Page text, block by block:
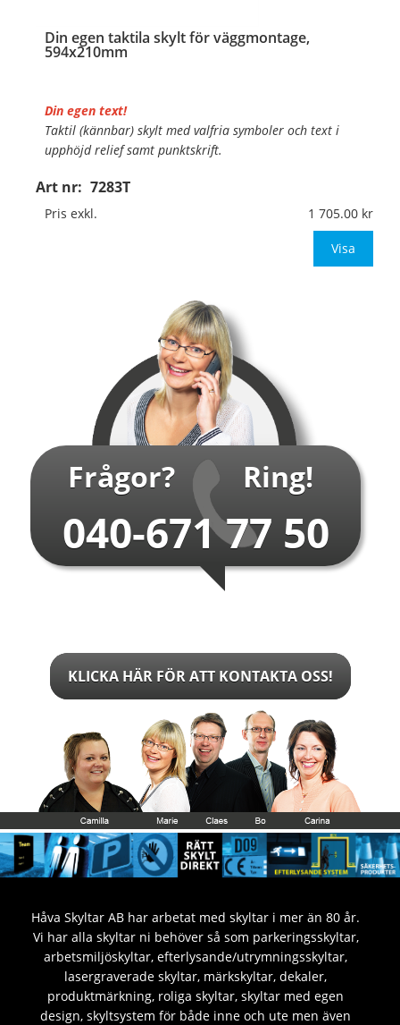
Din egen taktila skylt för väggmontage,
594x210mm
Art nr: 7283T
Din egen text!
Taktil (kännbar) skylt med valfria symboler och text i
upphöjd relief samt punktskrift.
Material:Hårdplast, 1,5mm (väggmontage)
Mått:594x210mm
Pris exkl. 1 705.00
Visa
Frågor? Ring!
040-671 77 50
KLICKA HÄR FÖR ATT KONTAKTA OSS!
Håva Skyltar AB har arbetat med skyltar i mer än 80 år.
Vi har alla skyltar ni behöver så som parkeringsskyltar,
arbetsmiljöskyltar, efterlysande/utrymningsskyltar,
lasergraverade skyltar, märkskyltar, dekaler,
produktmärkning, roliga skyltar, skyltar med egen
design, skyltsystem för både inne och ute men även